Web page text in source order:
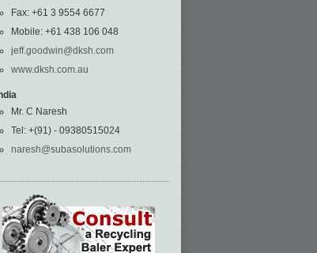
Fax: +61 3 9554 6677
Mobile: +61 438 106 048
jeff.goodwin@dksh.com
www.dksh.com.au
Mr. C Naresh
Tel: +(91) - 09380515024
naresh@subasolutions.com